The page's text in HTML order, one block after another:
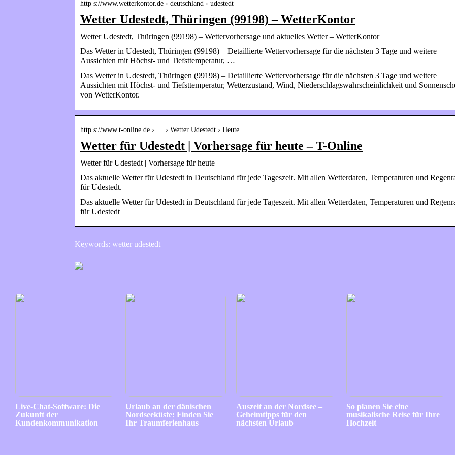
http s://www.wetterkontor.de › deutschland › udestedt
Wetter Udestedt, Thüringen (99198) – WetterKontor
Wetter Udestedt, Thüringen (99198) – Wettervorhersage und aktuelles Wetter – WetterKontor
Das Wetter in Udestedt, Thüringen (99198) – Detaillierte Wettervorhersage für die nächsten 3 Tage und weitere
Aussichten mit Höchst- und Tiefsttemperatur, …
Das Wetter in Udestedt, Thüringen (99198) – Detaillierte Wettervorhersage für die nächsten 3 Tage und weitere
Aussichten mit Höchst- und Tiefsttemperatur, Wetterzustand, Wind, Niederschlagswahrscheinlichkeit und
von WetterKontor.
http s://www.t-online.de › … › Wetter Udestedt › Heute
Wetter für Udestedt | Vorhersage für heute – T-Online
Wetter für Udestedt | Vorhersage für heute
Das aktuelle Wetter für Udestedt in Deutschland für jede Tageszeit. Mit allen Wetterdaten, Temperaturen und
für Udestedt.
Das aktuelle Wetter für Udestedt in Deutschland für jede Tageszeit. Mit allen Wetterdaten, Temperaturen und
für Udestedt
Keywords: wetter udestedt
Live-Chat-Software: Die
Zukunft der
Kundenkommunikation
Urlaub an der dänischen
Nordseeküste: Finden Sie
Ihr Traumferienhaus
Auszeit an der Nordsee –
Geheimtipps für den
nächsten Urlaub
So planen Sie eine
musikalische Reise für Ihre
Hochzeit